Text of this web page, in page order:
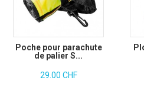
Poche pour parachute
de palier S...
29.00 CHF